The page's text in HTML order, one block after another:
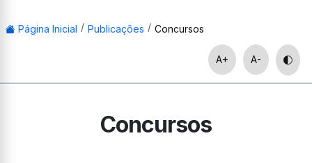
Página Inicial Publicações Concursos
A+ A-
Concursos